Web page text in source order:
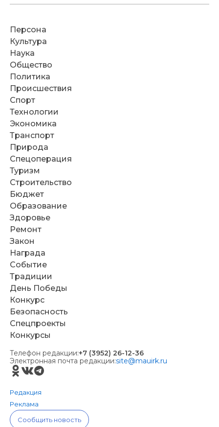
Персона
Культура
Наука
Общество
Политика
Происшествия
Спорт
Технологии
Экономика
Транспорт
Природа
Спецоперация
Туризм
Строительство
Бюджет
Образование
Здоровье
Ремонт
Закон
Награда
Событие
Традиции
День Победы
Конкурс
Безопасность
Спецпроекты
Конкурсы
Телефон редакции:+7 (3952) 26-12-36
Электронная почта редакции:site@mauirk.ru
Редакция
Реклама
Сообщить новость